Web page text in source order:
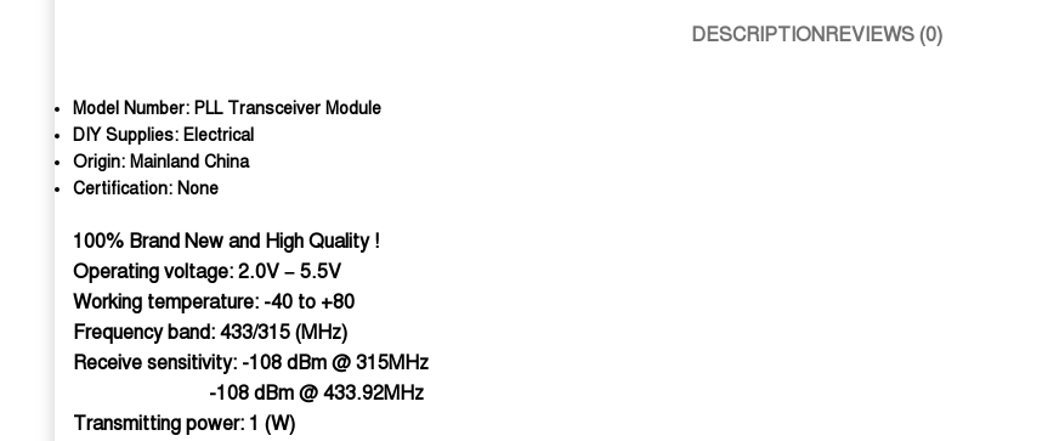
DESCRIPTIONREVIEWS (0)
Model Number: PLL Transceiver Module
DIY Supplies: Electrical
Origin: Mainland China
Certification: None
100% Brand New and High Quality !
Operating voltage: 2.0V – 5.5V
Working temperature: -40 to +80
Frequency band: 433/315 (MHz)
Receive sensitivity: -108 dBm @ 315MHz
-108 dBm @ 433.92MHz
Transmitting power: 1 (W)